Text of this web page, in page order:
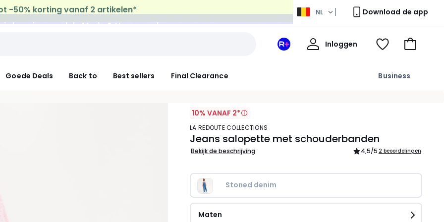
leveringop al de Mode & Home aankopen NL Download de app
Goede Deals Back to Best sellers Final Clearance Business
Mijn
Inloggen
Mijn
Kijk
Naar
10% VANAF 2*
LA REDOUTE COLLECTIONS
Jeans salopette met schouderbanden
Bekijk de beschrijving 4,5/5 2 beoordelingen
Stoned denim
Maten